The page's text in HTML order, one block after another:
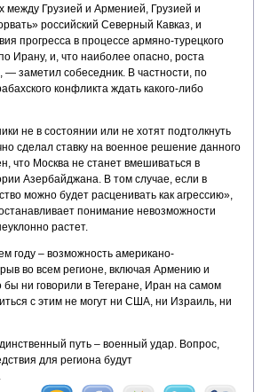
Грузией и Арменией, Грузией и
российский Северный Кавказ, и
прогресса в процессе армяно-турецкого
Ирану, и, что наиболее опасно, роста
— заметил собеседник. В частности, по
конфликта ждать какого-либо
не в состоянии или не хотят подтолкнуть
сделал ставку на военное решение данного
что Москва не станет вмешиваться в
Азербайджана. В том случае, если в
можно будет расценивать как агрессию»,
понимание невозможности
растет.
году – возможность американо-
во всем регионе, включая Армению и
ни говорили в Тегеране, Иран на самом
с этим не могут ни США, ни Израиль, ни
путь – военный удар. Вопрос,
для региона будут